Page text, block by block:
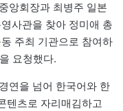
앙회장과 최병주 일본
사관을 찾아 정미애 총
주최 기관으로 참여하
요청했다.
연을 넘어 한국어와 한
텐츠로 자리매김하고